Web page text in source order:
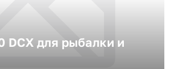
DCX для рыбалки и